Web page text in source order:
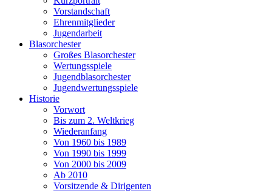
Vorstandschaft
Ehrenmitglieder
Jugendarbeit
Blasorchester
Großes Blasorchester
Wertungsspiele
Jugendblasorchester
Jugendwertungsspiele
Historie
Vorwort
Bis zum 2. Weltkrieg
Wiederanfang
Von 1960 bis 1989
Von 1990 bis 1999
Von 2000 bis 2009
Ab 2010
Vorsitzende & Dirigenten